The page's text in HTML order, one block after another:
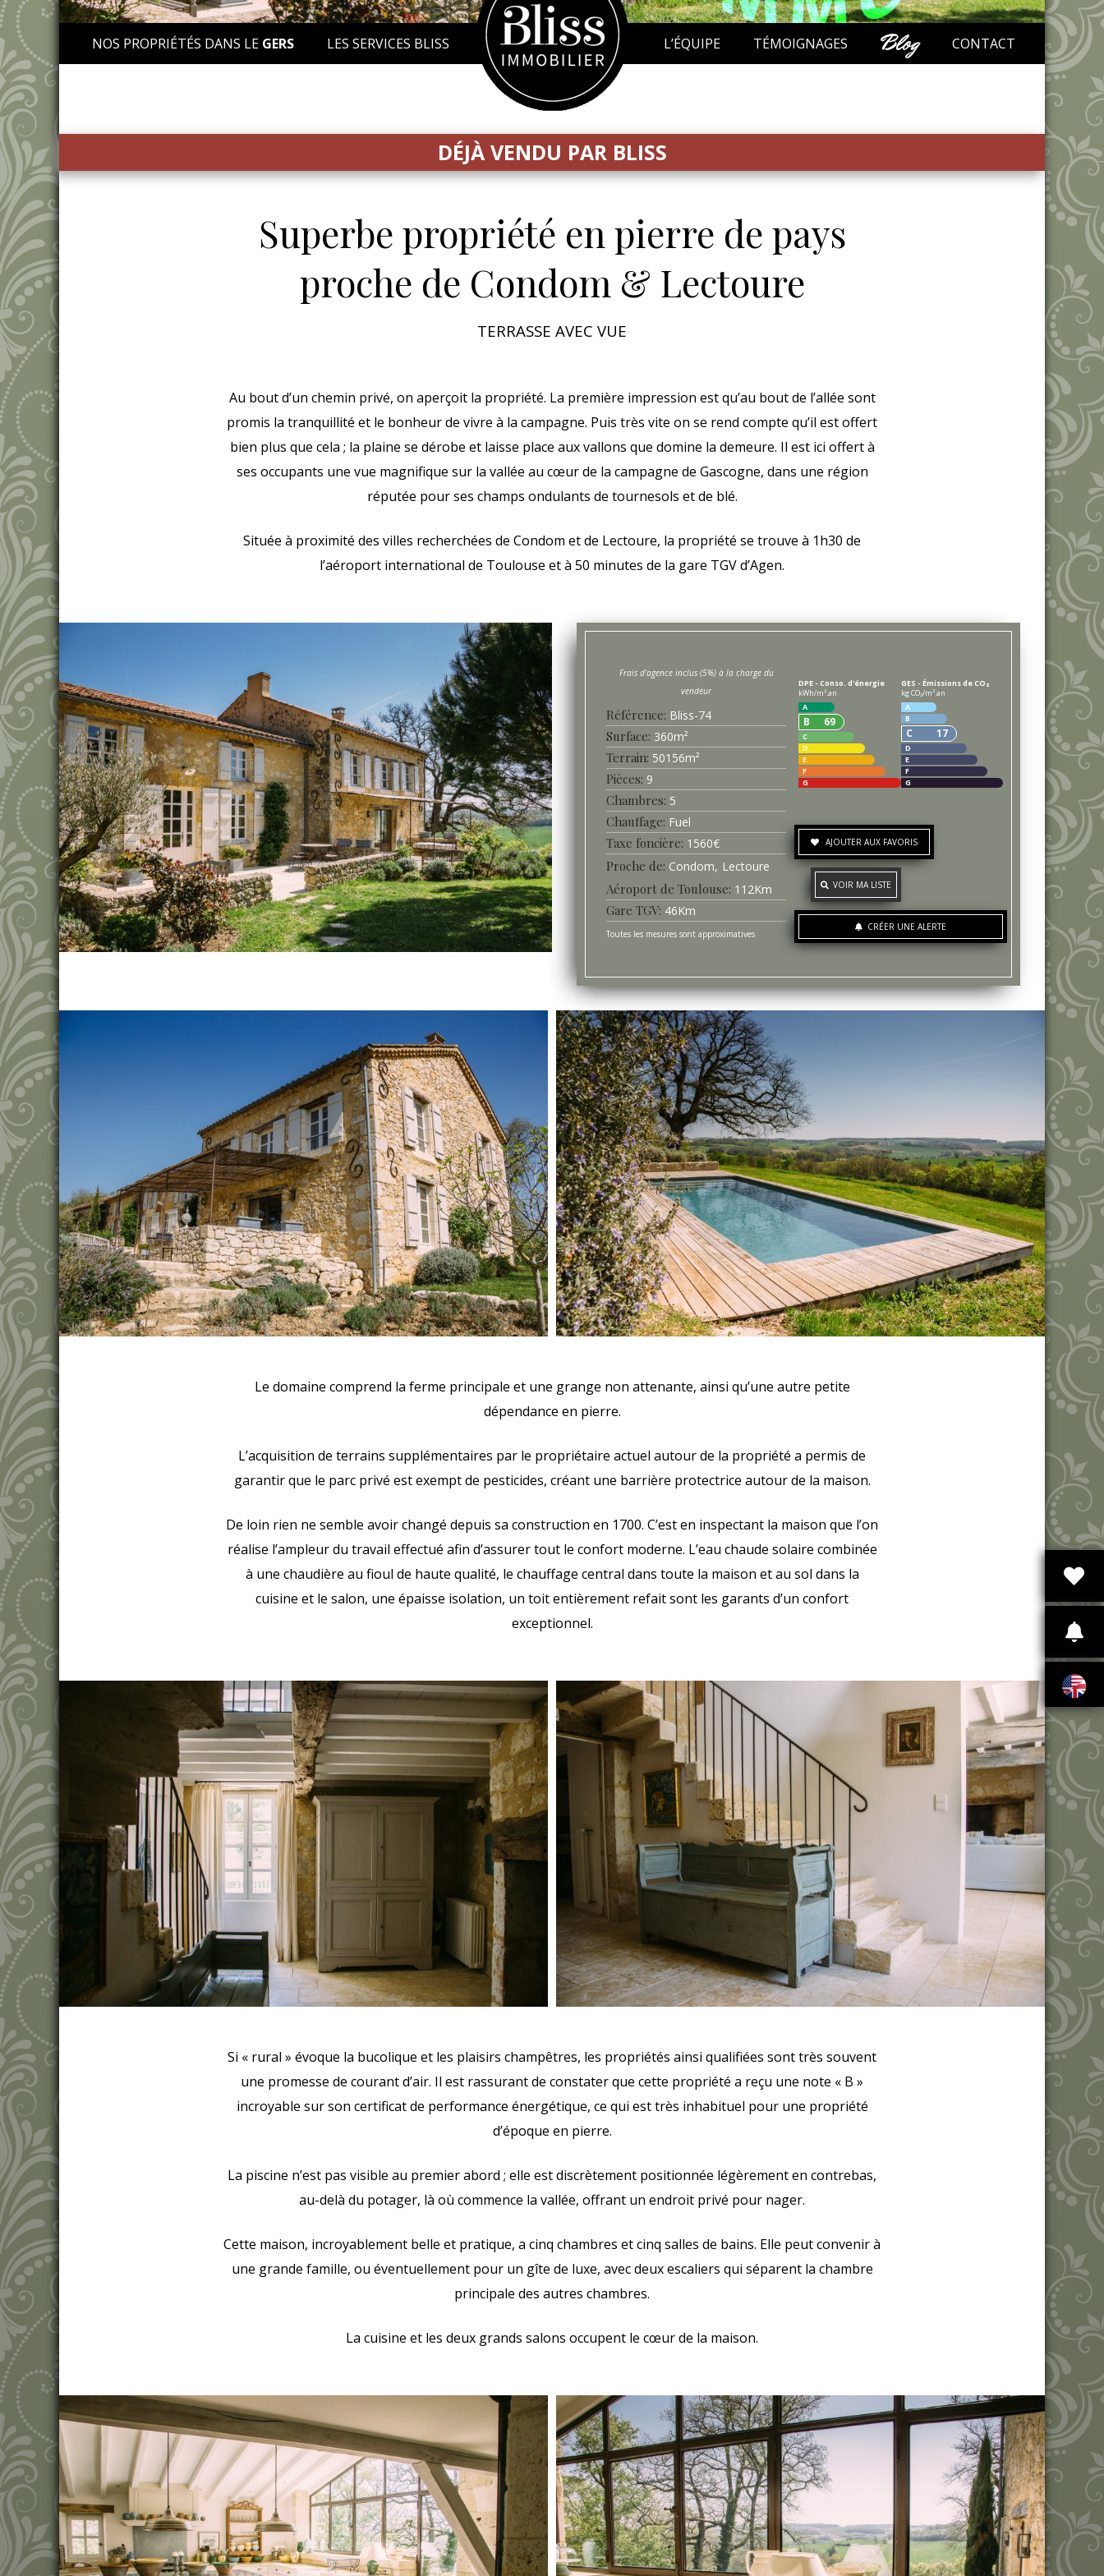
NOS PROPRIÉTÉS DANS LE GERS LES SERVICES BLISS L’ÉQUIPE TÉMOIGNAGES Blog CONTACT
DÉJÀ VENDU PAR BLISS
Superbe propriété en pierre de pays
proche de Condom & Lectoure
TERRASSE AVEC VUE
Au bout d’un chemin privé, on aperçoit la propriété. La première impression est qu’au bout de l’allée sont
promis la tranquillité et le bonheur de vivre à la campagne. Puis très vite on se rend compte qu’il est offert
bien plus que cela ; la plaine se dérobe et laisse place aux vallons que domine la demeure. Il est ici offert à
ses occupants une vue magnifique sur la vallée au cœur de la campagne de Gascogne, dans une région
réputée pour ses champs ondulants de tournesols et de blé.
Située à proximité des villes recherchées de Condom et de Lectoure, la propriété se trouve à 1h30 de
l’aéroport international de Toulouse et à 50 minutes de la gare TGV d’Agen.
Référence Bliss-74
Surface 360m²
Terrain 50156m²
Pièces 9
Chambres 5
Chauffage Fuel
Taxe foncière 1560€
Proche de Condom Lectoure
Aéroport de Toulouse 112Km
Gare TGV 46Km
Toutes les mesures sont approximatives
DPE - Conso. d'énergie
kWh/m².an
A
B 69
C
D
E
F
G
GES - Émissions de CO₂
kg CO₂/m².an
A
B
C 17
D
E
F
G
AJOUTER AUX FAVORIS
VOIR MA LISTE
CRÉER UNE ALERTE
Le domaine comprend la ferme principale et une grange non attenante, ainsi qu’une autre petite
dépendance en pierre.
L’acquisition de terrains supplémentaires par le propriétaire actuel autour de la propriété a permis de
garantir que le parc privé est exempt de pesticides, créant une barrière protectrice autour de la maison.
De loin rien ne semble avoir changé depuis sa construction en 1700. C’est en inspectant la maison que l’on
réalise l’ampleur du travail effectué afin d’assurer tout le confort moderne. L’eau chaude solaire combinée
à une chaudière au fioul de haute qualité, le chauffage central dans toute la maison et au sol dans la
cuisine et le salon, une épaisse isolation, un toit entièrement refait sont les garants d’un confort
exceptionnel.
Si « rural » évoque la bucolique et les plaisirs champêtres, les propriétés ainsi qualifiées sont très souvent
une promesse de courant d’air. Il est rassurant de constater que cette propriété a reçu une note « B »
incroyable sur son certificat de performance énergétique, ce qui est très inhabituel pour une propriété
d’époque en pierre.
La piscine n’est pas visible au premier abord ; elle est discrètement positionnée légèrement en contrebas,
au-delà du potager, là où commence la vallée, offrant un endroit privé pour nager.
Cette maison, incroyablement belle et pratique, a cinq chambres et cinq salles de bains. Elle peut convenir à
une grande famille, ou éventuellement pour un gîte de luxe, avec deux escaliers qui séparent la chambre
principale des autres chambres.
La cuisine et les deux grands salons occupent le cœur de la maison.